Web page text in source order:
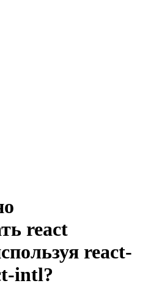
react
react-
intl?